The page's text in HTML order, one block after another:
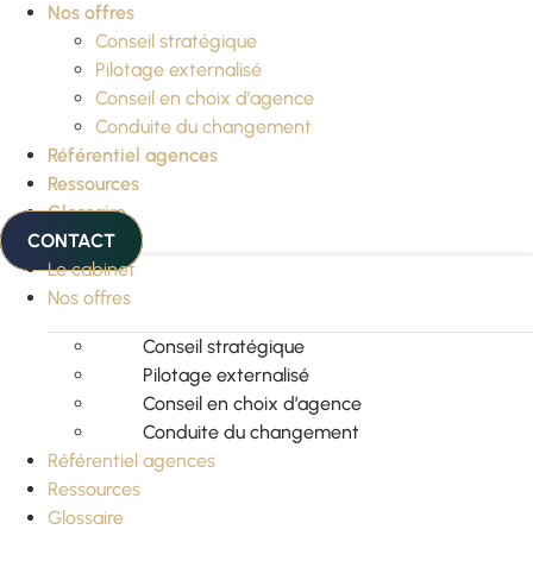
Nos offres
Conseil stratégique
Pilotage externalisé
Conseil en choix d’agence
Conduite du changement
Référentiel agences
Ressources
Glossaire
CONTACT
Le cabinet
Nos offres
Conseil stratégique
Pilotage externalisé
Conseil en choix d’agence
Conduite du changement
Référentiel agences
Ressources
Glossaire